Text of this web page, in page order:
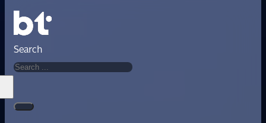
Search